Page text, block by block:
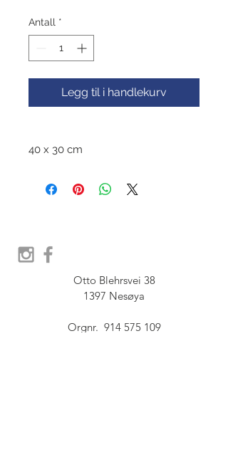
Antall *
Legg til i handlekurv
40 x 30 cm
Otto Blehrsvei 38
1397 Nesøya
Orgnr.  914 575 109